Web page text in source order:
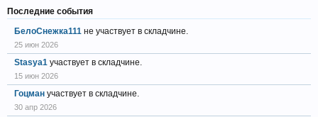
Последние события
БелоСнежка111 не участвует в складчине.
25 июн 2026
Stasya1 участвует в складчине.
15 июн 2026
Гоцман участвует в складчине.
30 апр 2026